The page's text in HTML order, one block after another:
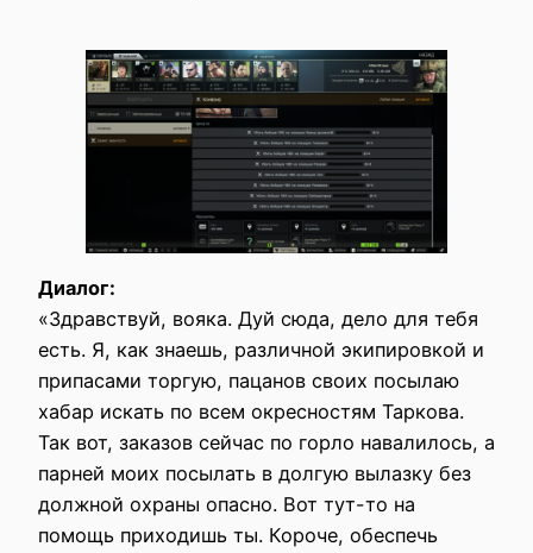
Диалог:
«Здравствуй, вояка. Дуй сюда, дело для тебя
есть. Я, как знаешь, различной экипировкой и
припасами торгую, пацанов своих посылаю
хабар искать по всем окресностям Таркова.
Так вот, заказов сейчас по горло навалилось, а
парней моих посылать в долгую вылазку без
должной охраны опасно. Вот тут-то на
помощь приходишь ты. Короче, обеспечь